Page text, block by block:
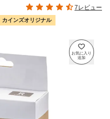
7レビュー
カインズオリジナル